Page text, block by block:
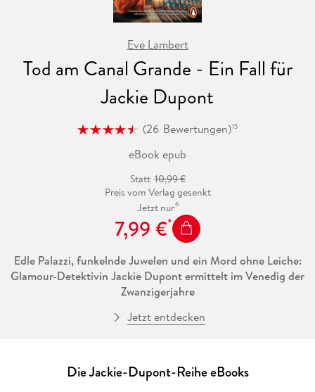
Eve Lambert
Tod am Canal Grande - Ein Fall für
Jackie Dupont
(26 Bewertungen)15
eBook epub
Statt 10,99 €
Preis vom Verlag gesenkt
Jetzt nur6
7,99 €
Edle Palazzi, funkelnde Juwelen und ein Mord ohne Leiche:
Glamour-Detektivin Jackie Dupont ermittelt im Venedig der
Zwanzigerjahre
Venedig im Sommer 1921. Der attraktive Adlige Christopher
unterbrochen, als Jackie Dupont auftaucht: Die
Privatdetektivin mit Vorliebe für edlen Diamantschmuck und
Jetzt entdecken
Die Jackie-Dupont-Reihe eBooks